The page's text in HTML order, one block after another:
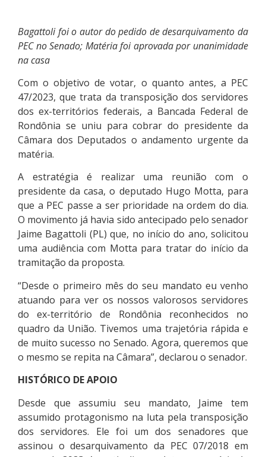
Bagattoli foi o autor do pedido de desarquivamento da
PEC no Senado; Matéria foi aprovada por unanimidade
na casa
Com o objetivo de votar, o quanto antes, a PEC
47/2023, que trata da transposição dos servidores
dos ex-territórios federais, a Bancada Federal de
Rondônia se uniu para cobrar do presidente da
Câmara dos Deputados o andamento urgente da
matéria.
A estratégia é realizar uma reunião com o
presidente da casa, o deputado Hugo Motta, para
que a PEC passe a ser prioridade na ordem do dia.
O movimento já havia sido antecipado pelo senador
Jaime Bagattoli (PL) que, no início do ano, solicitou
uma audiência com Motta para tratar do início da
tramitação da proposta.
“Desde o primeiro mês do seu mandato eu venho
atuando para ver os nossos valorosos servidores
do ex-território de Rondônia reconhecidos no
quadro da União. Tivemos uma trajetória rápida e
de muito sucesso no Senado. Agora, queremos que
o mesmo se repita na Câmara”, declarou o senador.
HISTÓRICO DE APOIO
Desde que assumiu seu mandato, Jaime tem
assumido protagonismo na luta pela transposição
dos servidores. Ele foi um dos senadores que
assinou o desarquivamento da PEC 07/2018 em